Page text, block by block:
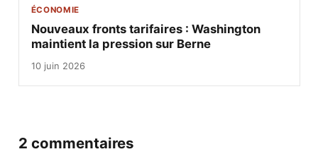
ÉCONOMIE
Nouveaux fronts tarifaires : Washington
maintient la pression sur Berne
10 juin 2026
2 commentaires